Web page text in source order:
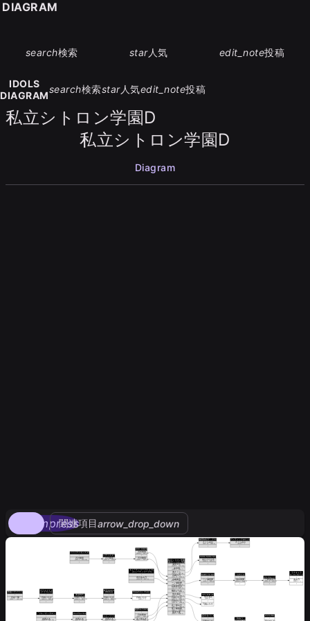
search検索 star人気 edit_note投稿
IDOLS
DIAGRAM
search検索star人気edit_note投稿
私立シトロン学園D
私立シトロン学園D
Diagram
compress
関連項目arrow_drop_down